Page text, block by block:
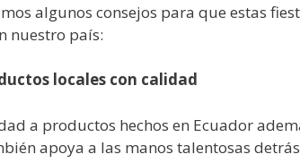
algunos consejos para que estas
nuestro país:
locales con calidad
a productos hechos en Ecuador
apoya a las manos talentosas